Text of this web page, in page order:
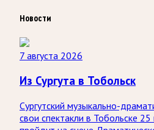
Новости
7 августа 2026
Из Сургута в Тобольск
Сургутский музыкально-
свои спектакли в Тобольске 25